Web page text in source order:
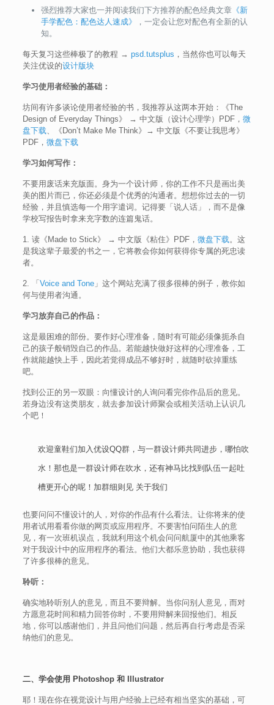
强烈推荐大家也一并阅读我们下方推荐的配色经典文章 《新
手学配色：配色达人速成》
，一定会让您对配色有全新的认
知。
每天复习这些棒极了的教程 → psd.tutsplus ，当然你也可以每天
关注优设的设计版块
学习使用者经验的基础：
坊间有许多谈论使用者经验的书，我推荐从这两本开始：《The
Design of Everyday Things》 → 中文版（设计心理学）PDF， 微
盘下载、《Don’t Make Me Think》→ 中文版《不要让我思考》
PDF， 微盘下载
学习如何写作：
不要用废话来充版面。身为一个设计师，你的工作不只是画出美
美的图片而已，你还必须是个优秀的沟通者。想想你过去的一切
经验，并且慎选每一个用字遣词。记得要「说人话」，而不是像
学校写报告时拿来充字数的连篇鬼话。
1. 读《Made to Stick》 → 中文版《粘住》PDF， 微盘下载。这
是我这辈子最爱的书之一，它将教会你如何获得你专属的死忠读
者。
2. 「 Voice and Tone」这个网站充满了很多很棒的例子，教你如
何与使用者沟通。
学习放弃自己的作品：
这是最困难的部份。要作好心理准备，随时有可能必须像扼杀自
己的孩子般销毁自己的作品。若能越快做好这样的心理准备，工
作就能越快上手，因此若觉得成品不够好时，就随时砍掉重练
吧。
找到公正的另一双眼：向懂设计的人询问看完你作品后的意见。
若身边没有这类朋友，就去参加设计师聚会或相关活动上认识几
个吧！
欢迎童鞋们加入优设QQ群，与一群设计师共同进步，哪怕吹
水！那也是一群设计师在吹水，还有神马比找到队伍一起吐
槽更开心的呢！加群细则见 关于我们
也要问问不懂设计的人，对你的作品有什么看法。让你将来的使
用者试用看看你做的网页或应用程序。不要害怕问陌生人的意
见，有一次班机误点，我就利用这个机会问问航厦中的其他乘客
对于我设计中的应用程序的看法。他们大都乐意协助，我也获得
了许多很棒的意见。
聆听：
确实地聆听别人的意见，而且不要辩解。当你问别人意见，而对
方愿意花时间和精力回答你时，不要用辩解来回报他们。相反
地，你可以感谢他们，并且问他们问题，然后再自行考虑是否采
纳他们的意见。
二、学会使用 Photoshop 和 Illustrator
耶！现在你在视觉设计与用户经验上已经有相当坚实的基础，可